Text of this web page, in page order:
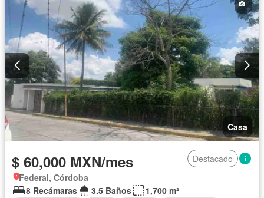
Casa
$ 60,000 MXN/mes
Destacado
Federal, Córdoba
8 Recámaras
3.5 Baños
1,700 m²